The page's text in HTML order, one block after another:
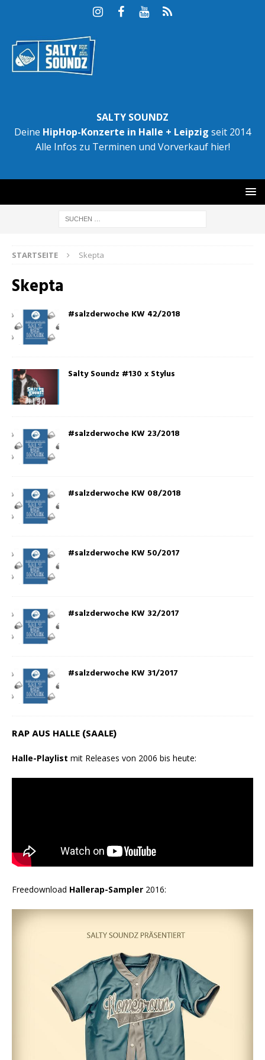
SALTY SOUNDZ
Deine HipHop-Konzerte in Halle + Leipzig seit 2014
Alle Infos zu Terminen und Vorverkauf hier!
STARTSEITE Skepta
Skepta
#salzderwoche KW 42/2018
Salty Soundz #130 x Stylus
#salzderwoche KW 23/2018
#salzderwoche KW 08/2018
#salzderwoche KW 50/2017
#salzderwoche KW 32/2017
#salzderwoche KW 31/2017
RAP AUS HALLE (SAALE)
Halle-Playlist mit Releases von 2006 bis heute:
Freedownload Hallerap-Sampler 2016: